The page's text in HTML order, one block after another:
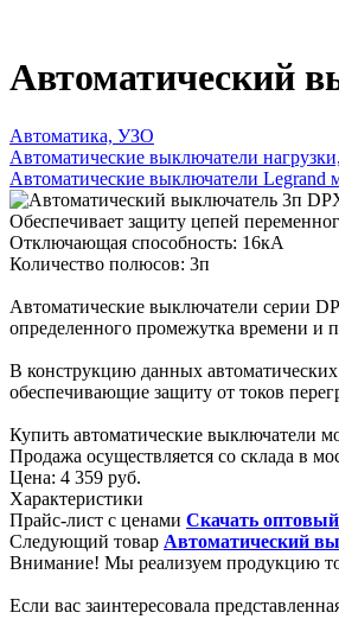
Автоматический
Автоматика, УЗО
Автоматические выключатели
Автоматические выключатели Legrand
Обеспечивает защиту цепей
Отключающая способность: 16кА
Количество полюсов: 3п
Автоматические выключатели серии
определенного промежутка времени и
В конструкцию данных
обеспечивающие защиту от токов
Купить автоматические выключатели
Продажа осуществляется со склада в
Цена: 4 359 руб.
Характеристики
Прайс-лист с ценами Скачать
Следующий товар Автоматический
Внимание! Мы реализуем продукцию
Если вас заинтересовала